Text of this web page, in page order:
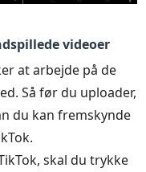
videoer
at arbejde på de
Så før du uploader,
du kan fremskynde
skal du trykke